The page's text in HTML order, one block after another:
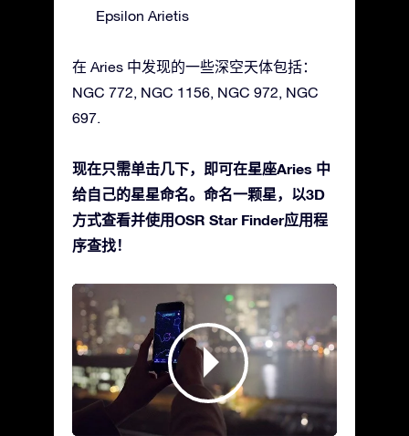
Epsilon Arietis
在 Aries 中发现的一些深空天体包括：
NGC 772, NGC 1156, NGC 972, NGC
697.
现在只需单击几下，即可在星座Aries 中
给自己的星星命名。命名一颗星，以3D
方式查看并使用OSR Star Finder应用程
序查找！